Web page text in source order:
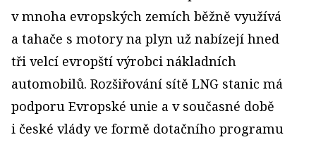
v mnoha evropských zemích běžně využívá
a tahače s motory na plyn už nabízejí hned
tři velcí evropští výrobci nákladních
automobilů. Rozšiřování sítě LNG stanic má
podporu Evropské unie a v současné době
i české vlády ve formě dotačního programu